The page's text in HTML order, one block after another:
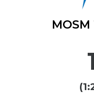
MOSM